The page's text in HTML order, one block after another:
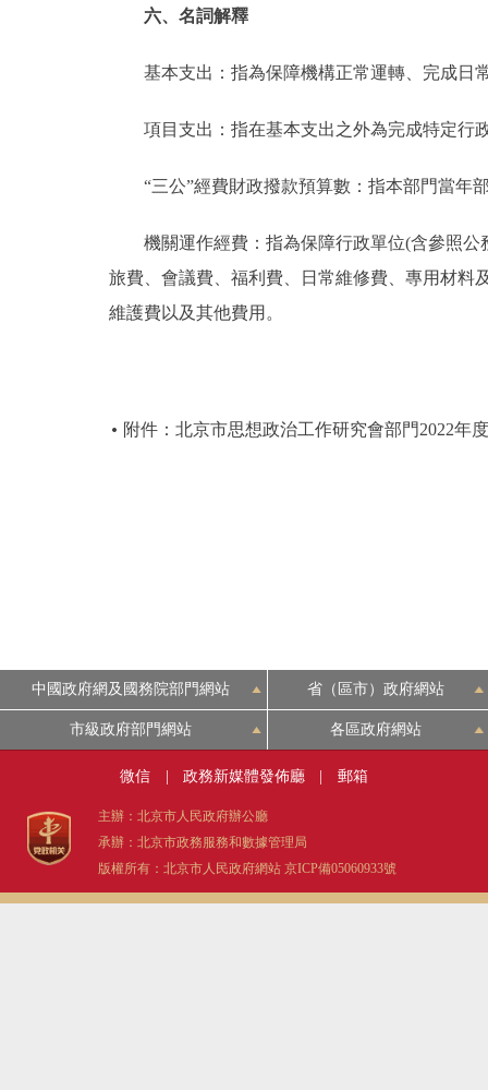
六、名詞解釋
基本支出：指為保障機構正常運轉、完成日
項目支出：指在基本支出之外為完成特定行
“三公”經費財政撥款預算數：指本部門當年部
機關運作經費：指為保障行政單位(含參照公
旅費、會議費、福利費、日常維修費、專用材料
維護費以及其他費用。
附件：北京市思想政治工作研究會部門2022年
中國政府網及國務院部門網站 省（區市）政府網站
市級政府部門網站 各區政府網站
微信 政務新媒體發佈廳 郵箱
主辦：北京市人民政府辦公廳
承辦：北京市政務服務和數據管理局
版權所有：北京市人民政府網站 京ICP備05060933號